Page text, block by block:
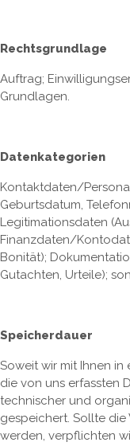
Rechtsgrundlage
Auftrag;
Grundlagen.
Datenkategorien
Kontaktdaten/
Geburtsdatum,
Legitimationsdaten
Finanzdaten/
Bonität);
Gutachten, Urteile);
Speicherdauer
Soweit wir mit Ihnen
die von uns erfassten
technischer und
gespeichert. Sollte
werden, verpflichten